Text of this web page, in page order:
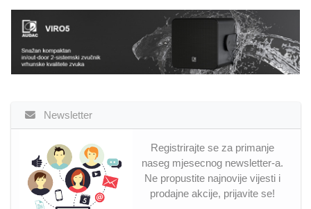
Newsletter
Registrirajte se za primanje
naseg mjesecnog newsletter-a.
Ne propustite najnovije vijesti i
prodajne akcije, prijavite se!